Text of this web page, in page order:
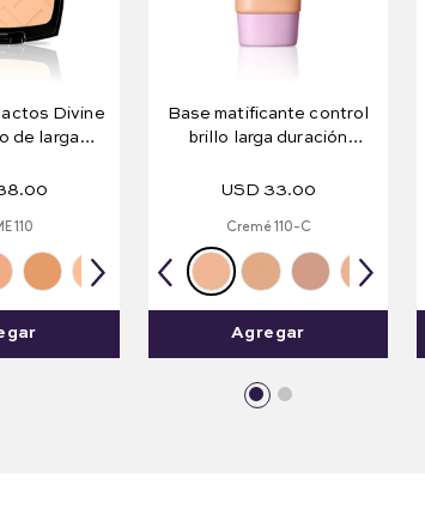
Divine
de larga
.00
110
Base matificante control
brillo larga duración
USD 33.00
Cremé 110-C
Agregar